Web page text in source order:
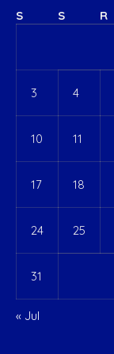
S
S R
3 4
10 11
17 18
24 25
31
« Jul